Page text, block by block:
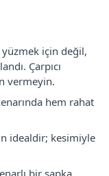
için değil,
Çarpıcı
vermeyin.
hem rahat
idealdir; kesimiyle
bir şapka